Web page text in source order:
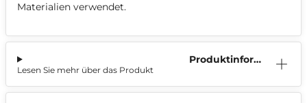
Materialien verwendet.
Produktinform
Lesen Sie mehr über das Produkt